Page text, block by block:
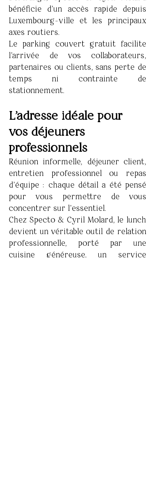
bénéficie d'un accès rapide depuis
Luxembourg-ville et les principaux
axes routiers.
Le parking couvert gratuit facilite
l'arrivée de vos collaborateurs,
partenaires ou clients, sans perte de
temps ni contrainte de
stationnement.
L'adresse idéale pour
vos déjeuners
professionnels
Réunion informelle, déjeuner client,
entretien professionnel ou repas
d'équipe : chaque détail a été pensé
pour vous permettre de vous
concentrer sur l'essentiel.
Chez Specto & Cyril Molard, le lunch
devient un véritable outil de relation
professionnelle, porté par une
cuisine généreuse, un service